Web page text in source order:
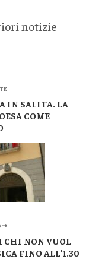
notizie
IN SALITA. LA
COME
CHI NON VUOL
FINO ALL'1.30